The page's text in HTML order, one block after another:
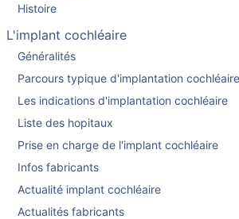
Histoire
L'implant cochléaire
Généralités
Parcours typique d'implantation cochléaire
Les indications d'implantation cochléaire
Liste des hopitaux
Prise en charge de l'implant cochléaire
Infos fabricants
Actualité implant cochléaire
Actualités fabricants